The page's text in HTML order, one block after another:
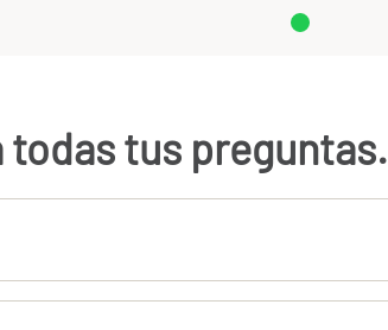
tus preguntas.